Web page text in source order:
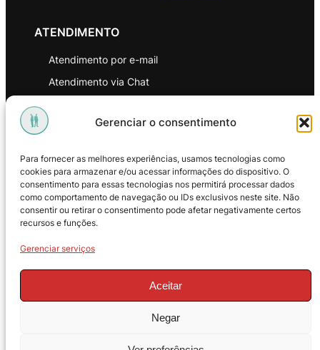
Gerenciar o consentimento
Para fornecer as melhores experiências, usamos tecnologias como
cookies para armazenar e/ou acessar informações do dispositivo. O
consentimento para essas tecnologias nos permitirá processar dados
como comportamento de navegação ou IDs exclusivos neste site. Não
consentir ou retirar o consentimento pode afetar negativamente certos
recursos e funções.
Gerenciar serviços
Aceitar
Negar
ATENDIMENTO
Atendimento por e-mail
Atendimento via Chat
Política de Privacidade
Política de Troca e Devoluções
Política de Reembolso